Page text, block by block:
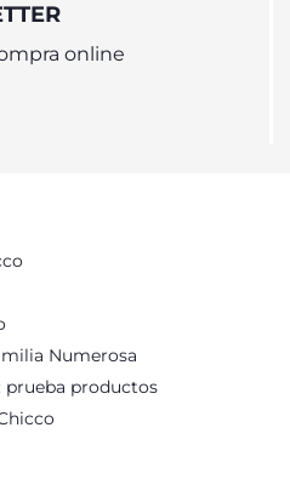
online
Numerosa
prueba productos